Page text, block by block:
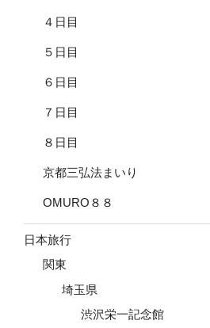
４日目
５日目
６日目
７日目
８日目
京都三弘法まいり
OMURO８８
日本旅行
関東
埼玉県
渋沢栄一記念館